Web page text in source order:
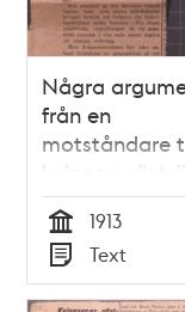
Några
från en
motståndare
kvinnors
1913
Tid
1913
Typ
Text